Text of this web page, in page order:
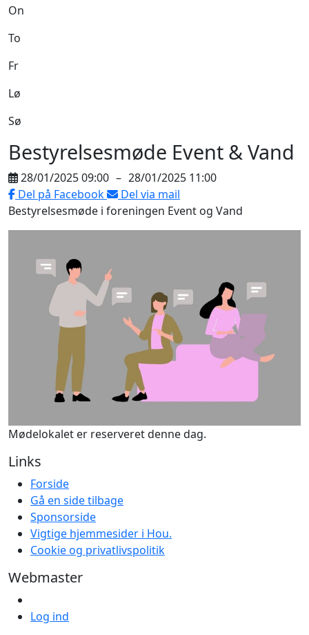
On
To
Fr
Lø
Sø
Bestyrelsesmøde Event & Vand
28/01/2025 09:00 – 28/01/2025 11:00
Del på Facebook
Del via mail
Bestyrelsesmøde i foreningen Event og Vand
Mødelokalet er reserveret denne dag.
Links
Forside
Gå en side tilbage
Sponsorside
Vigtige hjemmesider i Hou.
Cookie og privatlivspolitik
Webmaster
Log ind